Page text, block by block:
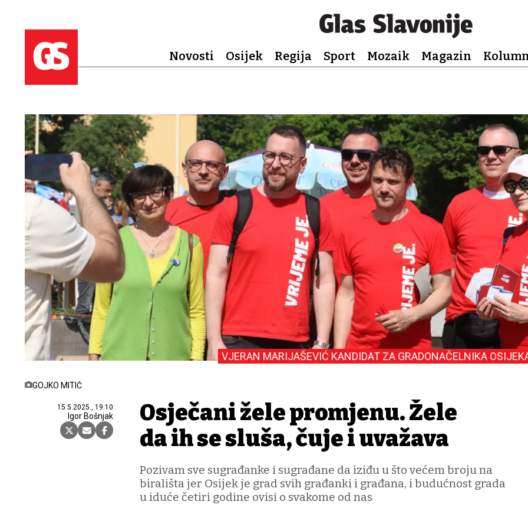
Novosti Osijek Regija Sport Mozaik Magazin
GOJKO MITIĆ
15.5.2025., 19:10
Igor Bošnjak
VJERAN MARIJAŠEVIĆ KANDIDAT ZA GRADONAČELNIKA
Osječani žele promjenu. Žele
da ih se sluša, čuje i uvažava
Pozivam sve sugrađanke i sugrađane da iziđu u što većem broju na
birališta jer Osijek je grad svih građanki i građana, i budućnost grada
u iduće četiri godine ovisi o svakome od nas